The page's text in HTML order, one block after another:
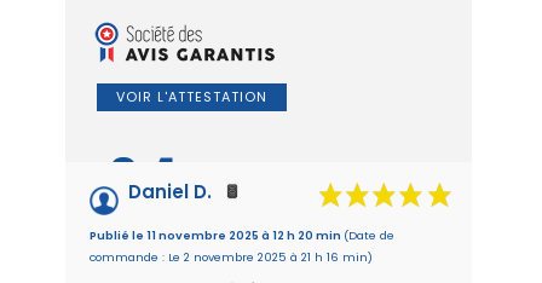
VOIR L'ATTESTATION
8.4/10
Basé sur 5 avis
Daniel D.
Publié le 11 novembre 2025 à 12 h 20 min (Date de
commande : Le 2 novembre 2025 à 21 h 16 min)